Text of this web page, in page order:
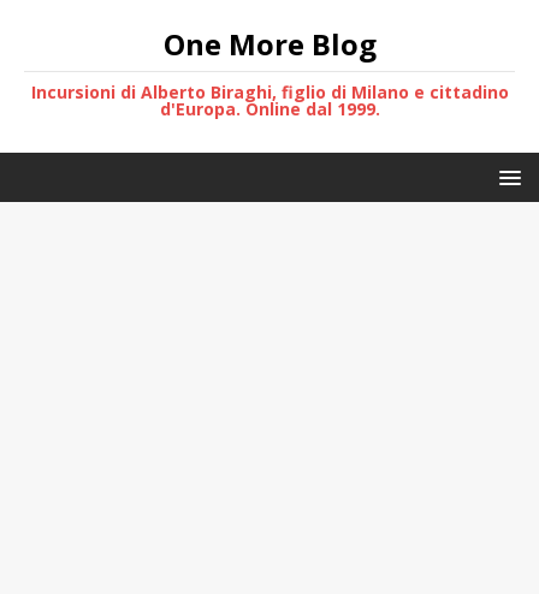
One More Blog
Incursioni di Alberto Biraghi, figlio di Milano e cittadino
d'Europa. Online dal 1999.